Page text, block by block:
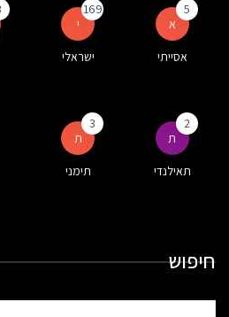
א
5
אסייתי
י
169
ישראלי
ת
2
תאילנדי
ת
3
תימני
חיפוש